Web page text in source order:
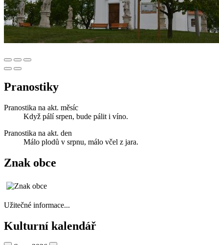
Pranostiky
Pranostika na akt. měsíc
Když pálí srpen, bude pálit i víno.
Pranostika na akt. den
Málo plodů v srpnu, málo včel z jara.
Znak obce
Užitečné informace...
Kulturní kalendář